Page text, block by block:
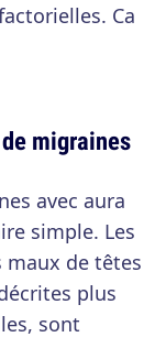
Ca
migraines
avec aura
simple. Les
maux de têtes
plus
sont